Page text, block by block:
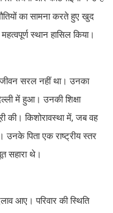
का सामना करते हुए खुद
स्थान हासिल किया।
सरल नहीं था। उनका
में हुआ। उनकी शिक्षा
की। किशोरावस्था में, जब वह
पिता एक राष्ट्रीय स्तर
सहारा थे।
आए। परिवार की स्थिति